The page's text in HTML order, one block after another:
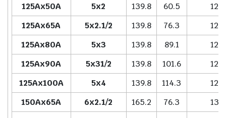
125Ax50A
5x2 139.8 60.5
125Ax65A
5x2.1/2 139.8 76.3
125Ax80A
5x3 139.8 89.1
125Ax90A
5x31/2 139.8 101.6
125Ax100A
5x4 139.8 114.3
150Ax65A
6x2.1/2 165.2 76.3